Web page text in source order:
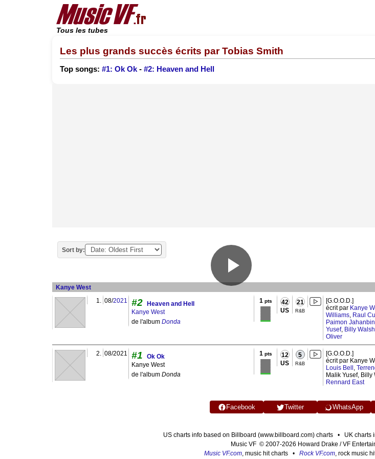
Tous les tubes
Les plus grands succès écrits par Tobias Smith
Top songs: #1: Ok Ok - #2: Heaven and Hell
Sort by:
Kanye West
1. 08/2021 #2
Heaven and Hell
Kanye West
de l'album Donda
1 pts 42
US
21
R&B
[G.O.O.D.]
écrit par Kanye
Williams, Raul
Paimon Jahanbin
Yusef, Billy Walsh
Oliver
2. 08/2021 #1
Ok Ok
Kanye West
de l'album Donda
1 pts 12
US
5
R&B
[G.O.O.D.]
écrit par Kanye
Louis Bell ,
Malik Yusef, Billy
Rennard East
Facebook Twitter WhatsApp
US charts info based on Billboard (www.billboard.com) charts • UK charts
Music VF © 2007-2026 Howard Drake / VF
Music VF.com, music hit charts • Rock VF.com, rock music